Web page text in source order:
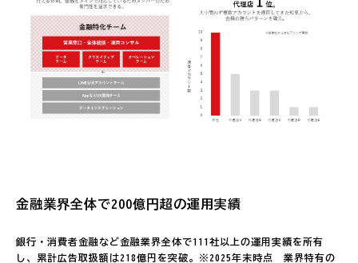
金融業界全体で200億円超の運用実績
銀行・消費者金融など金融業界全体で111社以上の運用実績を所有
し、累計広告取扱額は218億円を突破。※2025年末時点　業界特有の